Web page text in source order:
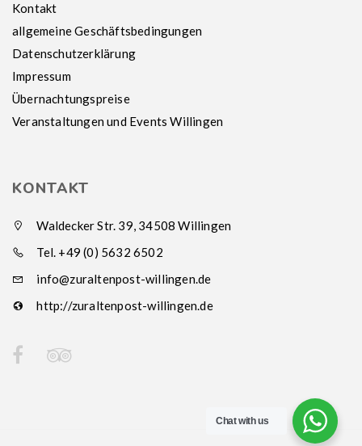
Kontakt
allgemeine Geschäftsbedingungen
Datenschutzerklärung
Impressum
Übernachtungspreise
Veranstaltungen und Events Willingen
KONTAKT
Waldecker Str. 39, 34508 Willingen
Tel. +49 (0) 5632 6502
info@zuraltenpost-willingen.de
http://zuraltenpost-willingen.de
Chat with us